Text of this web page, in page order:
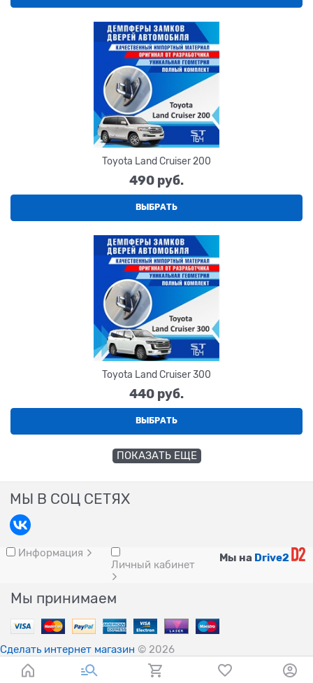
Toyota Land Cruiser 200
490 руб.
ВЫБРАТЬ
Toyota Land Cruiser 300
440 руб.
ВЫБРАТЬ
ПОКАЗАТЬ ЕЩЕ
МЫ В СОЦ СЕТЯХ
Информация
Личный кабинет
Мы на Drive2
Мы принимаем
Сделать интернет магазин © 2026